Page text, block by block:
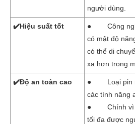
người dùng.
✔️Hiệu suất tốt
● Công
có mật độ
có thể di
xa hơn trong
✔️Độ an toàn cao
● Loại pin
các tính năng
● Chính vì
tối đa được